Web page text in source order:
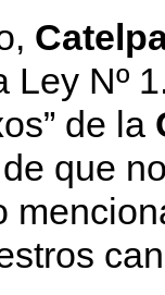
Ley Nº
de la
que